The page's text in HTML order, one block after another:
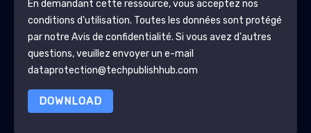
En demandant cette ressource, vous acceptez nos
conditions d'utilisation. Toutes les données sont protégé
par notre Avis de confidentialité. Si vous avez d'autres
questions, veuillez envoyer un e-mail
dataprotection@techpublishhub.com
DOWNLOAD